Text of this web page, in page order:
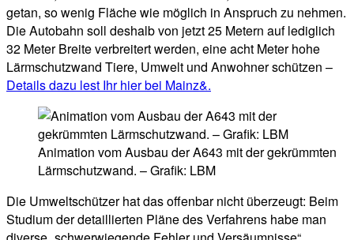
getan, so wenig Fläche wie möglich in Anspruch zu nehmen.
Die Autobahn soll deshalb von jetzt 25 Metern auf lediglich
32 Meter Breite verbreitert werden, eine acht Meter hohe
Lärmschutzwand Tiere, Umwelt und Anwohner schützen –
Details dazu lest Ihr hier bei Mainz&.
Animation vom Ausbau der A643 mit der gekrümmten
Lärmschutzwand. – Grafik: LBM
Die Umweltschützer hat das offenbar nicht überzeugt: Beim
Studium der detaillierten Pläne des Verfahrens habe man